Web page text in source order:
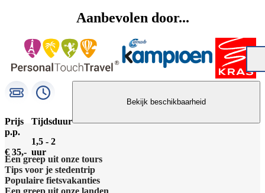
Aanbevolen door...
Prijs
p.p.
€ 35,-
Tijdsduur
1,5 - 2
uur
Bekijk beschikbaarheid
Een greep uit onze tours
Barcelona Panorama tour
Tips voor je stedentrip
Wat te doen in Amsterdam
Populaire fietsvakanties
Een greep uit onze landen